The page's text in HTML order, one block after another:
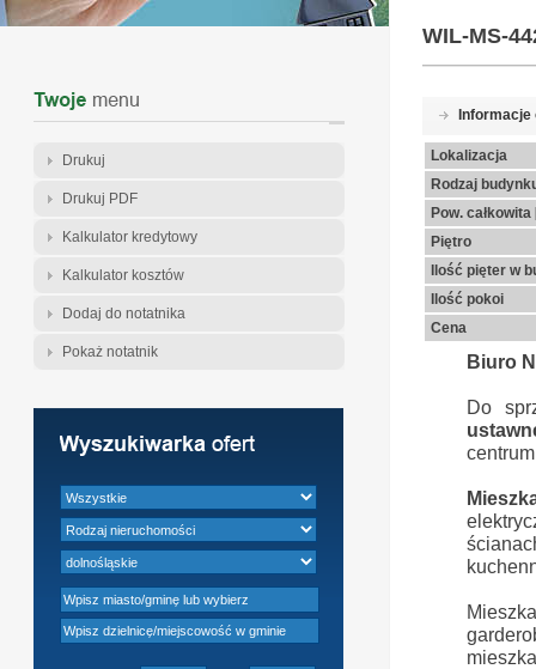
Drukuj
Drukuj PDF
Kalkulator kredytowy
Kalkulator kosztów
Dodaj do notatnika
Pokaż notatnik
WIL-MS-
Informacje
Lokalizacja
Rodzaj
Pow.
Piętro
Ilość pięter w
Ilość pokoi
Cena
Biuro
Do